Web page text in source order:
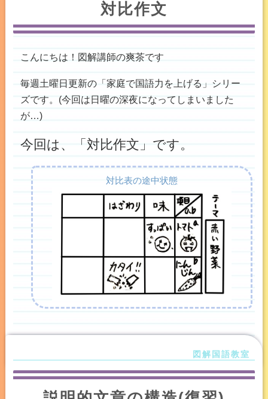
対比作文
こんにちは！図解講師の爽茶です
毎週土曜日更新の「家庭で国語力を上げる」シリー
ズです。(今回は日曜の深夜になってしまいました
が…)
今回は、「対比作文」です。
対比表の途中状態